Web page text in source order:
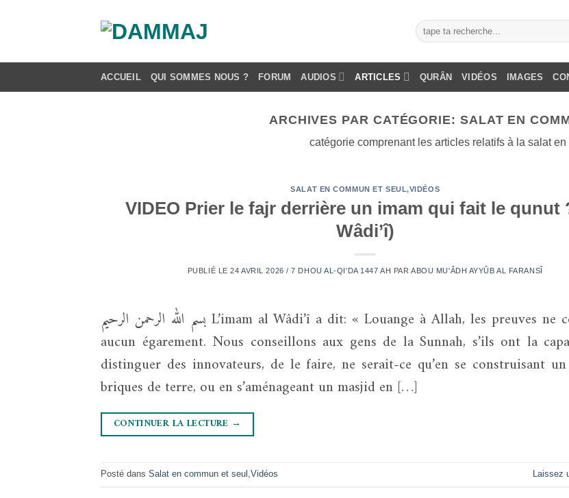
ACCUEIL QUI SOMMES NOUS ? FORUM AUDIOS ARTICLES QURÂN VIDÉOS IMAGES
ARCHIVES PAR CATÉGORIE: SALAT EN
catégorie comprenant les articles relatifs à la salat en
SALAT EN COMMUN ET SEUL,VIDÉOS
VIDEO Prier le fajr derrière un imam qui fait le qunut
Wâdi’î)
PUBLIÉ LE24 AVRIL 2026 / 7 DHOU AL-QI'DA 1447 AH PARABOU MU'ÂDH AYYÛB AL FARANSÎ
بسم الله الرحمن الرحيم L’imam al Wâdi’î a dit: « Louange à Allah, les preuves ne comportent
aucun égarement. Nous conseillons aux gens de la Sunnah, s’ils ont la
distinguer des innovateurs, de le faire, ne serait-ce qu’en se construisant
briques de terre, ou en s’aménageant un masjid en […]
CONTINUER LA LECTURE →
Posté dans Salat en commun et seul Vidéos Laissez